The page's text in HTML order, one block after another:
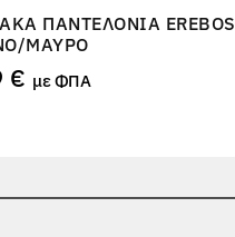
ΠΑΝΤΕΛΌΝΙΑ EREBOS
ΜΑΎΡΟ
€ με ΦΠΑ